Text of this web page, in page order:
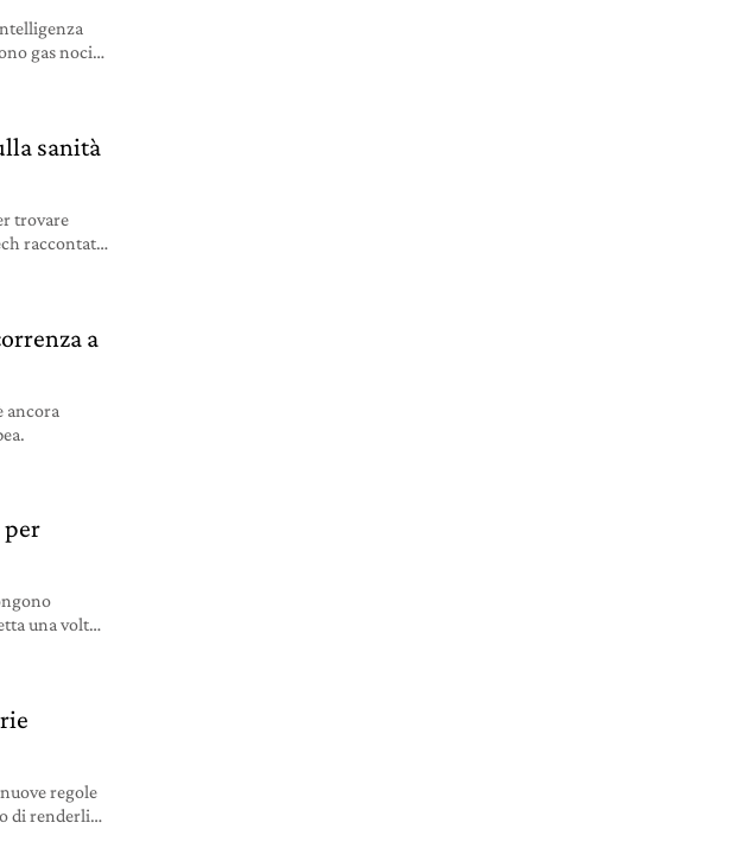
gas nocivi
sanità
trovare
raccontato
a
ancora
per
una volta
regole
di renderli